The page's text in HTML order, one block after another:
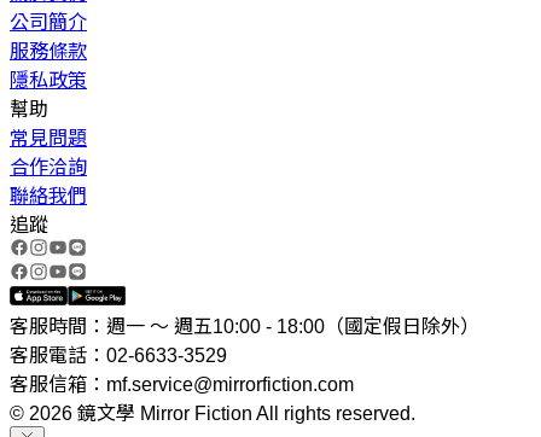
公司簡介
服務條款
隱私政策
幫助
常見問題
合作洽詢
聯絡我們
追蹤
客服時間：週一 ～ 週五10:00 - 18:00（國定假日除外）
客服電話：02-6633-3529
客服信箱：mf.service@mirrorfiction.com
© 2026 鏡文學 Mirror Fiction All rights reserved.